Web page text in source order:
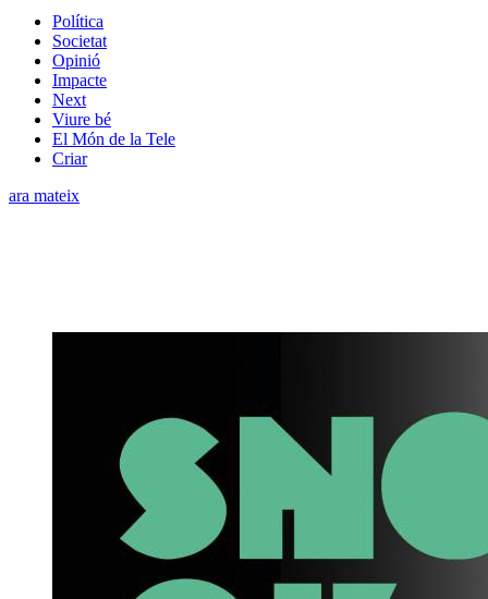
Política
Societat
Opinió
Impacte
Next
Viure bé
El Món de la Tele
Criar
ara mateix